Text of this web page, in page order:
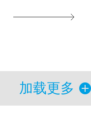
加载更多